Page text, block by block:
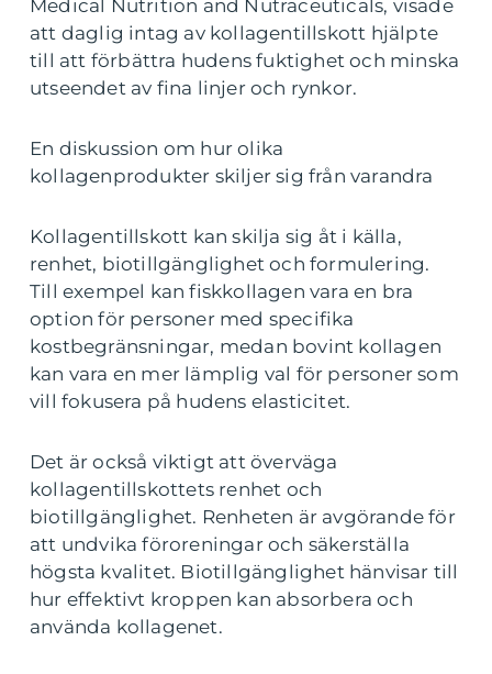
Medical Nutrition and Nutraceuticals, visade
att daglig intag av kollagentillskott hjälpte
till att förbättra hudens fuktighet och minska
utseendet av fina linjer och rynkor.
En diskussion om hur olika
kollagenprodukter skiljer sig från varandra
Kollagentillskott kan skilja sig åt i källa,
renhet, biotillgänglighet och formulering.
Till exempel kan fiskkollagen vara en bra
option för personer med specifika
kostbegränsningar, medan bovint kollagen
kan vara en mer lämplig val för personer som
vill fokusera på hudens elasticitet.
Det är också viktigt att överväga
kollagentillskottets renhet och
biotillgänglighet. Renheten är avgörande för
att undvika föroreningar och säkerställa
högsta kvalitet. Biotillgänglighet hänvisar till
hur effektivt kroppen kan absorbera och
använda kollagenet.